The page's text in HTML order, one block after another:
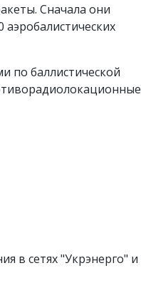
Сначала они
по баллистической
в сетях "Укрэнерго" и